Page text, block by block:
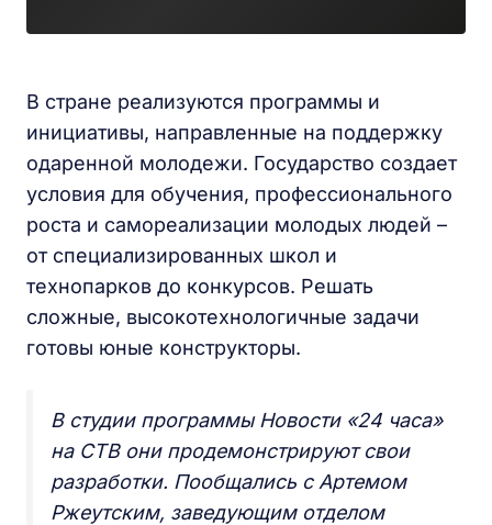
В стране реализуются программы и
инициативы, направленные на поддержку
одаренной молодежи. Государство создает
условия для обучения, профессионального
роста и самореализации молодых людей –
от специализированных школ и
технопарков до конкурсов. Решать
сложные, высокотехнологичные задачи
готовы юные конструкторы.
В студии программы Новости «24 часа»
на СТВ они продемонстрируют свои
разработки. Пообщались с Артемом
Ржеутским, заведующим отделом